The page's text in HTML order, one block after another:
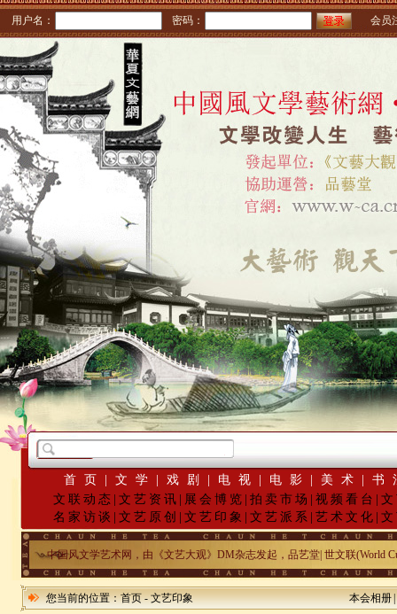
用户名： 密码： 会员
首页 |文学 |戏剧 电视 电影 美术 |书
文联动态 |文艺资讯 展会博览 |拍卖市场 |视频看台 |
名家访谈
|文艺原创 |文艺印象 |文艺派系 |艺术文化 |
中国风文学艺术网，由《文艺大观》DM杂志发起，品艺堂| 世文联(World
您当前的位置：首页-文艺印象 本会相册|